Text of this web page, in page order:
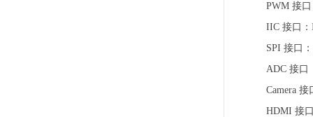
PWM 接
IIC 接口
SPI 接口
ADC 接口
Camera
HDMI 接